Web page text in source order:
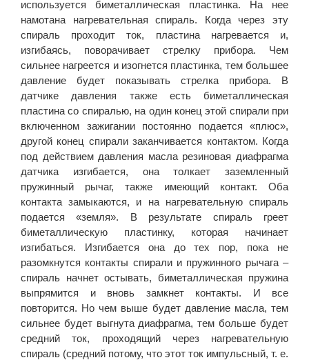
используется биметаллическая пластинка. На нее
намотана нагревательная спираль. Когда через эту
спираль проходит ток, пластина нагревается и,
изгибаясь, поворачивает стрелку прибора. Чем
сильнее нагреется и изогнется пластинка, тем большее
давление будет показывать стрелка прибора. В
датчике давления также есть биметаллическая
пластина со спиралью, на один конец этой спирали при
включенном зажигании постоянно подается «плюс»,
другой конец спирали заканчивается контактом. Когда
под действием давления масла резиновая диафрагма
датчика изгибается, она толкает заземленный
пружинный рычаг, также имеющий контакт. Оба
контакта замыкаются, и на нагревательную спираль
подается «земля». В результате спираль греет
биметаллическую пластинку, которая начинает
изгибаться. Изгибается она до тех пор, пока не
разомкнутся контакты спирали и пружинного рычага –
спираль начнет остывать, биметаллическая пружина
выпрямится и вновь замкнет контакты. И все
повторится. Но чем выше будет давление масла, тем
сильнее будет выгнута диафрагма, тем больше будет
средний ток, проходящий через нагревательную
спираль (средний потому, что этот ток импульсный, т. е.